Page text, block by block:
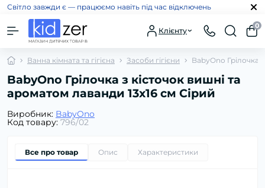
Світло завжди є — працюємо навіть під час відключень
Клієнту
0
Ванна кімната та гігієна Засоби гігієни BabyOno Грілочка
BabyOno Грілочка з кісточок вишні та
ароматом лаванди 13х16 см Сірий
Виробник: BabyOno
Код товару: 796/02
Все про товар Опис Характеристики